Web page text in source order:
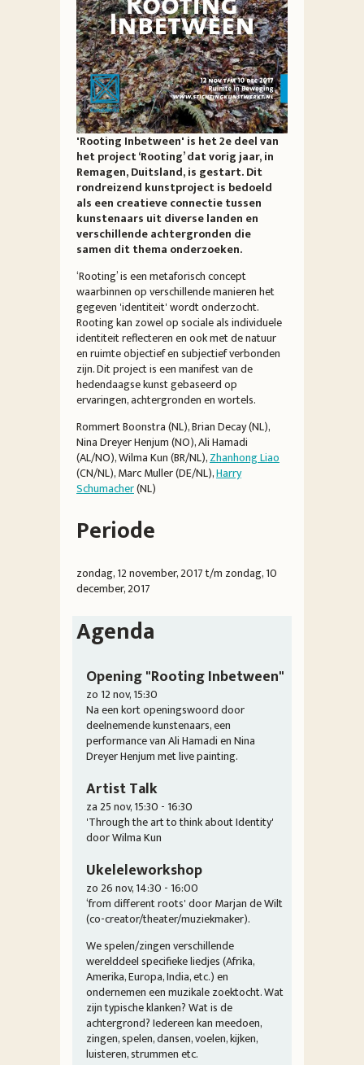
'Rooting Inbetween' is het 2e deel van
het project ‘Rooting’ dat vorig jaar, in
Remagen, Duitsland, is gestart. Dit
rondreizend kunstproject is bedoeld
als een creatieve connectie tussen
kunstenaars uit diverse landen en
verschillende achtergronden die
samen dit thema onderzoeken.
‘Rooting’ is een metaforisch concept
waarbinnen op verschillende manieren het
gegeven 'identiteit' wordt onderzocht.
Rooting kan zowel op sociale als individuele
identiteit reflecteren en ook met de natuur
en ruimte objectief en subjectief verbonden
zijn. Dit project is een manifest van de
hedendaagse kunst gebaseerd op
ervaringen, achtergronden en wortels.
Rommert Boonstra (NL), Brian Decay (NL),
Nina Dreyer Henjum (NO), Ali Hamadi
(AL/NO), Wilma Kun (BR/NL),Zhanhong Liao
(CN/NL), Marc Muller (DE/NL),Harry
Schumacher(NL)
Periode
zondag, 12 november, 2017t/m zondag, 10
december, 2017
Agenda
Opening "Rooting Inbetween"
zo 12 nov, 15:30
Na een kort openingswoord door
deelnemende kunstenaars, een
performance van Ali Hamadi en Nina
Dreyer Henjum met live painting.
Artist Talk
za 25 nov, 15:30 - 16:30
'Through the art to think about Identity'
door Wilma Kun
Ukeleleworkshop
zo 26 nov, 14:30 - 16:00
‘from different roots' door Marjan de Wilt
(co-creator/theater/muziekmaker).
We spelen/zingen verschillende
werelddeel specifieke liedjes (Afrika,
Amerika, Europa, India, etc.) en
ondernemen een muzikale zoektocht. Wat
zijn typische klanken? Wat is de
achtergrond? Iedereen kan meedoen,
zingen, spelen, dansen, voelen, kijken,
luisteren, strummen etc.